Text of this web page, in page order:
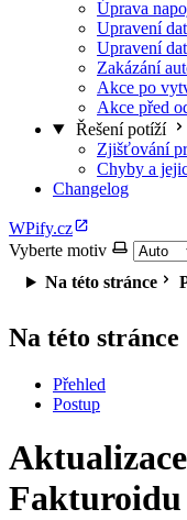
Úprava
Upravení
Upravení
Zakázání
Akce po
Akce před
Řešení potíží
Zjišťování
Chyby a
Changelog
WPify.cz
Vyberte motiv
Na této stránce
Na této stránce
Přehled
Postup
Fakturoidu